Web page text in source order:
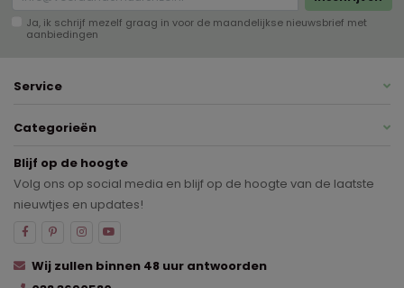
Ja, ik schrijf mezelf graag in voor de maandelijkse nieuwsbrief met
aanbiedingen
Service
Categorieën
Blijf op de hoogte
Volg ons op social media en blijf op de hoogte van de laatste
nieuwtjes en updates!
Wij zullen binnen 48 uur antwoorden